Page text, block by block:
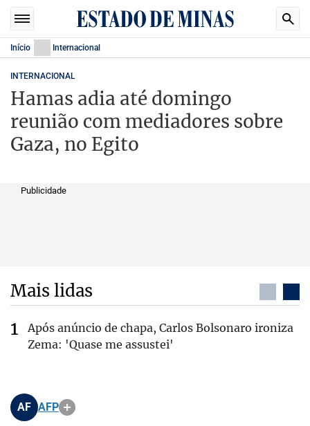
Início Internacional
INTERNACIONAL
Hamas adia até domingo
reunião com mediadores sobre
Gaza, no Egito
Publicidade
Mais lidas
Após anúncio de chapa, Carlos Bolsonaro ironiza
Zema: 'Quase me assustei'
AF AFP